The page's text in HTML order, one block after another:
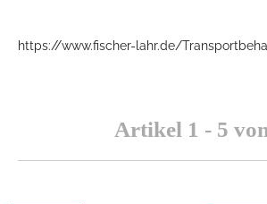
https://www.fischer-lahr.de/
Artikel 1 - 5